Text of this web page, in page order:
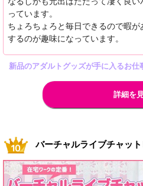
っています。
ちょろちょろと毎日できるので暇
するのが趣味になっています。
新品のアダルトグッズが手に入るお仕
詳細を
バーチャルライブチャット